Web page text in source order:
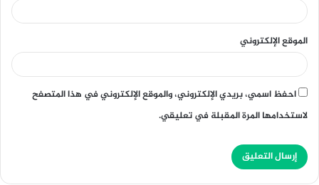
الموقع الإلكتروني
احفظ اسمي، بريدي الإلكتروني، والموقع الإلكتروني في هذا المتصفح
لاستخدامها المرة المقبلة في تعليقي.